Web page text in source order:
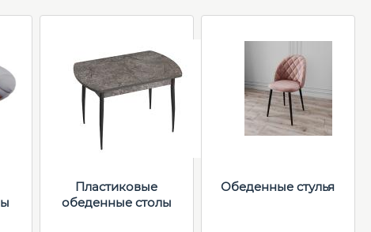
Пластиковые
обеденные столы
Обеденные cтулья